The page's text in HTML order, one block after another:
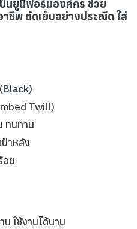
ป็นยูนิฟอร์มองค์กร ช่วย
ชีพ ตัดเย็บอย่างประณีต ใส่
Twill)
ทนทาน
ป๋าหลัง
อย
ใช้งานได้นาน